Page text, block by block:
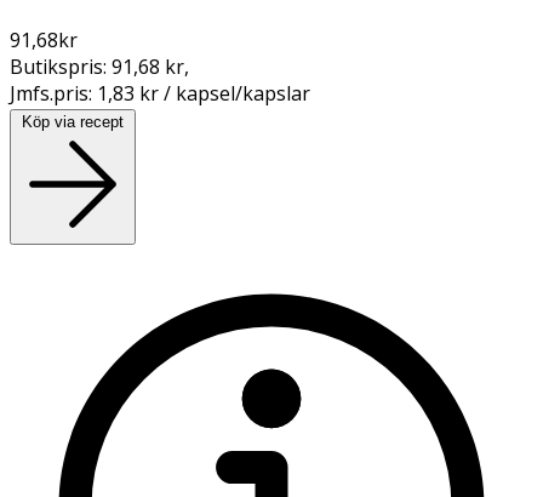
91,68kr
Butikspris: 91,68 kr,
Jmfs.pris: 1,83 kr / kapsel/kapslar
Köp via recept